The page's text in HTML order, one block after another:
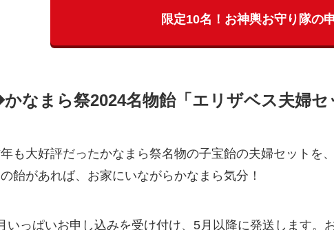
限定10名！お神輿お守り隊の
なまら祭2024名物飴「エリザベス夫婦セ
も大好評だったかなまら祭名物の子宝飴の夫婦セットを
飴があれば、お家にいながらかなまら気分！
いっぱいお申し込みを受け付け、5月以降に発送します。